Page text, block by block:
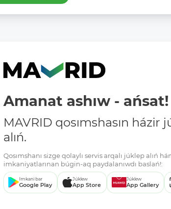
Amanat ashıw - ańsat!
MAVRID qosımshasın házir
alıń.
Qosımshanı sizge qolaylı servis arqalı júklep alıń
imkaniyatlarınan búgin-aq paydalanıwdı baslań!:
Imkani bar
Google Play
Júklew
App Store
Júklew
App Gallery